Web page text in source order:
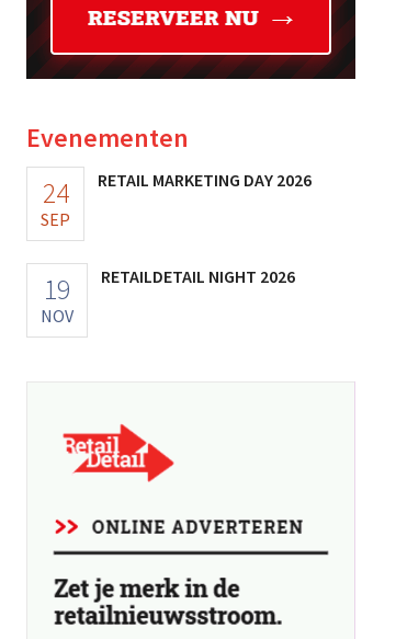
Evenementen
24
SEP
RETAIL MARKETING DAY 2026
19
NOV
RETAILDETAIL NIGHT 2026